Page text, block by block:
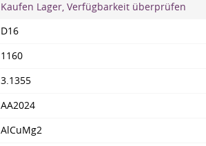
Kaufen Lager, Verfügbarkeit überprüfen
D16
1160
3.1355
AA2024
AlCuMg2